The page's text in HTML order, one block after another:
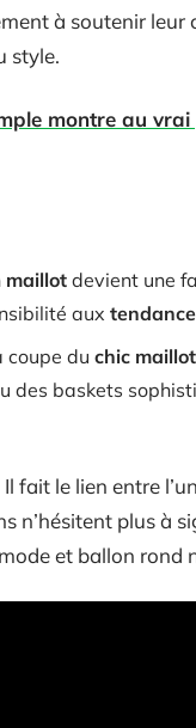
à soutenir
style.
montre au
maillot devient une
aux
coupe du chic maillot
baskets
fait le lien entre
n’hésitent plus à
et ballon rond